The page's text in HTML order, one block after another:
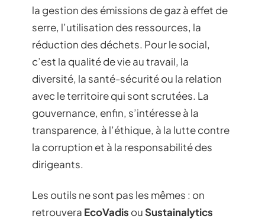
la gestion des émissions de gaz à effet de
serre, l’utilisation des ressources, la
réduction des déchets. Pour le social,
c’est la qualité de vie au travail, la
diversité, la santé-sécurité ou la relation
avec le territoire qui sont scrutées. La
gouvernance, enfin, s’intéresse à la
transparence, à l’éthique, à la lutte contre
la corruption et à la responsabilité des
dirigeants.
Les outils ne sont pas les mêmes : on
retrouvera EcoVadis ou Sustainalytics